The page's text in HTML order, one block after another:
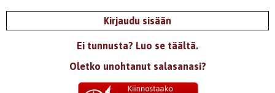
Kirjaudu sisään
Ei tunnusta? Luo se täältä.
Oletko unohtanut salasanasi?